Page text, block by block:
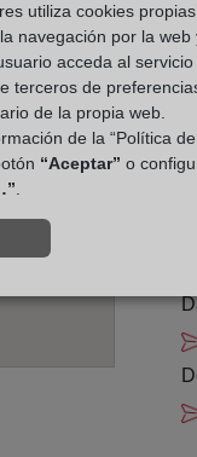
utiliza cookies
navegación por la
acceda al
terceros de
de la propia web.
de la “Política
“Aceptar” o
.